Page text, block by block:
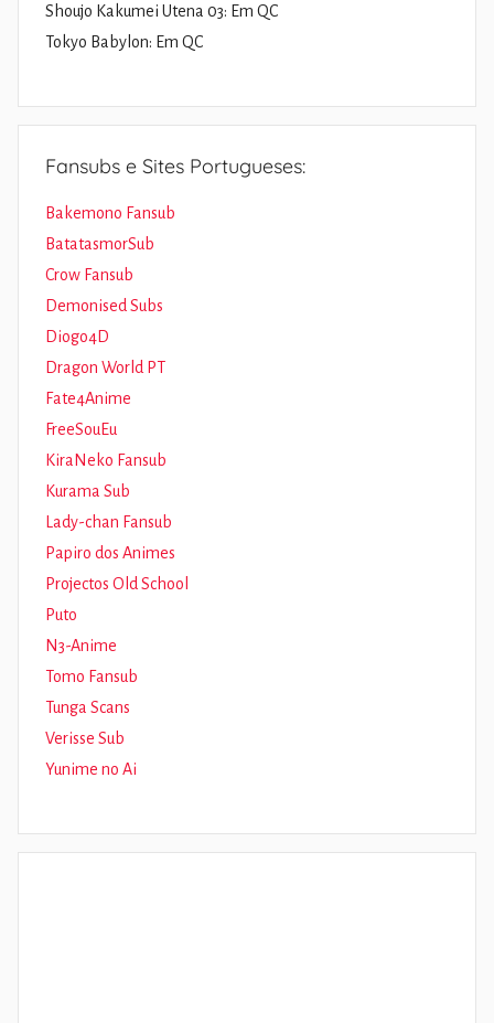
Shoujo Kakumei Utena 03: Em QC
Tokyo Babylon: Em QC
Fansubs e Sites Portugueses:
Bakemono Fansub
BatatasmorSub
Crow Fansub
Demonised Subs
Diogo4D
Dragon World PT
Fate4Anime
FreeSouEu
KiraNeko Fansub
Kurama Sub
Lady-chan Fansub
Papiro dos Animes
Projectos Old School
Puto
N3-Anime
Tomo Fansub
Tunga Scans
Verisse Sub
Yunime no Ai